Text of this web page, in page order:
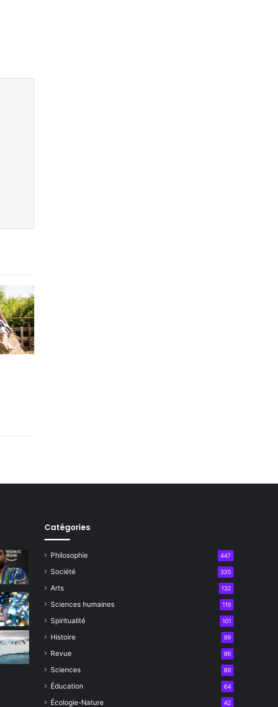
Catégories
Philosophie 447
Société 320
Arts 132
Sciences humaines 119
Spiritualité 101
Histoire 99
Revue 96
Sciences 89
Éducation 64
Écologie-Nature 42